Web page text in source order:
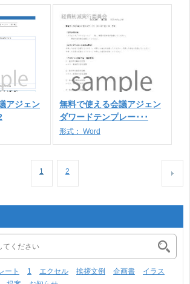
アジェン
無料で使える会議アジェン
ダワードテンプレー･･･
形式： Word
1 2
ート 1 エクセル 挨拶文例 企画書
イラス